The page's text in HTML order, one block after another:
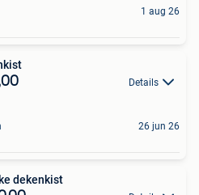
1 aug 26
Details
26 jun 26
dekenkist